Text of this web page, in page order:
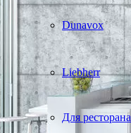
Dunavox
Liebherr
Для ресторана